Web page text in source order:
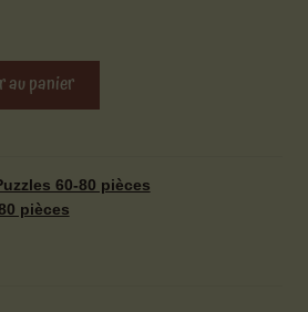
au panier
60-80 pièces
pièces